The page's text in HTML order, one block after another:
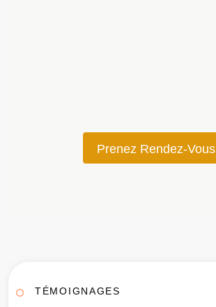
Prenez Rendez-Vous
TÉMOIGNAGES